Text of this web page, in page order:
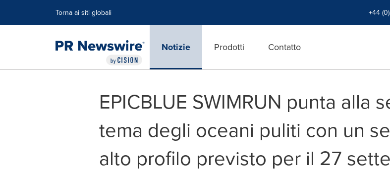
Torna ai siti globali +44
Notizie Prodotti Contatto
EPICBLUE SWIMRUN punta alla
tema degli oceani puliti con un
alto profilo previsto per il 27